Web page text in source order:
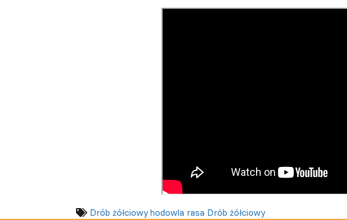
Drób żółciowy hodowla rasa Drób żółciowy